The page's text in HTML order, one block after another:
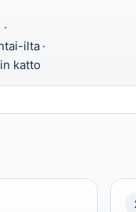
ilta ·
katto